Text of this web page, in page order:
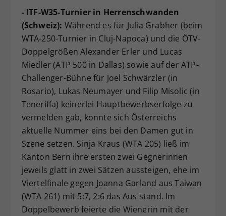
- ITF-W35-Turnier in Herrenschwanden
(Schweiz): Während es für Julia Grabher (beim
WTA-250-Turnier in Cluj-Napoca) und die ÖTV-
Doppelgrößen Alexander Erler und Lucas
Miedler (ATP 500 in Dallas) sowie auf der ATP-
Challenger-Bühne für Joel Schwärzler (in
Rosario), Lukas Neumayer und Filip Misolic (in
Teneriffa) keinerlei Hauptbewerbserfolge zu
vermelden gab, konnte sich Österreichs
aktuelle Nummer eins bei den Damen gut in
Szene setzen. Sinja Kraus (WTA 205) ließ im
Kanton Bern ihre ersten zwei Gegnerinnen
jeweils glatt in zwei Sätzen aussteigen, ehe im
Viertelfinale gegen Joanna Garland aus Taiwan
(WTA 261) mit 5:7, 2:6 das Aus stand. Im
Doppelbewerb feierte die Wienerin mit der